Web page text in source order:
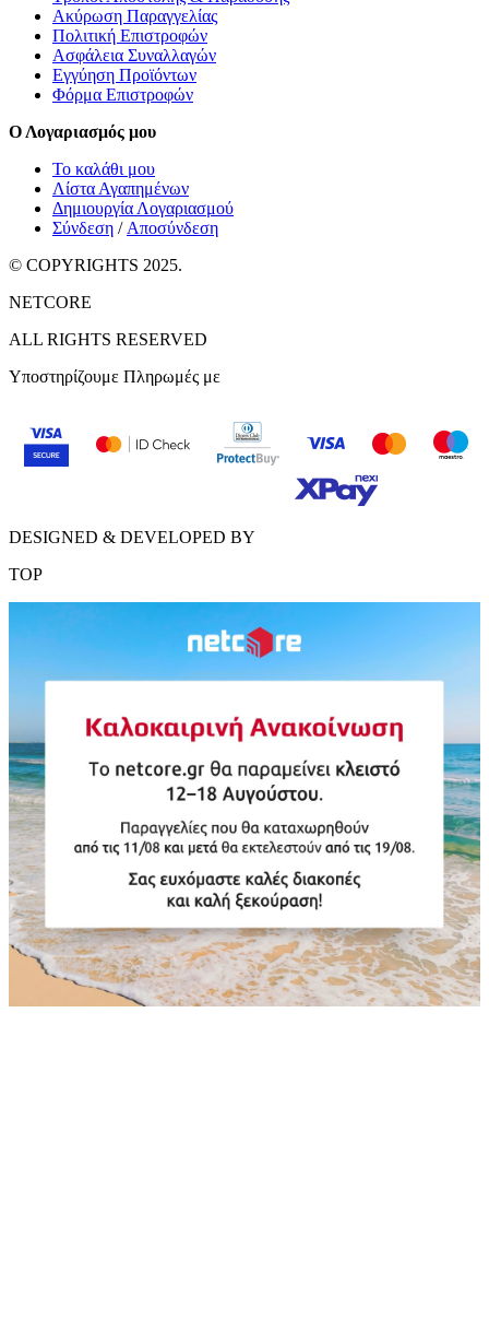
Ακύρωση Παραγγελίας
Πολιτική Επιστροφών
Ασφάλεια Συναλλαγών
Εγγύηση Προϊόντων
Φόρμα Επιστροφών
Ο Λογαριασμός μου
Το καλάθι μου
Λίστα Αγαπημένων
Δημιουργία Λογαριασμού
Σύνδεση / Αποσύνδεση
© COPYRIGHTS 2025.
NETCORE
ALL RIGHTS RESERVED
Υποστηρίζουμε Πληρωμές με
DESIGNED & DEVELOPED BY
TOP